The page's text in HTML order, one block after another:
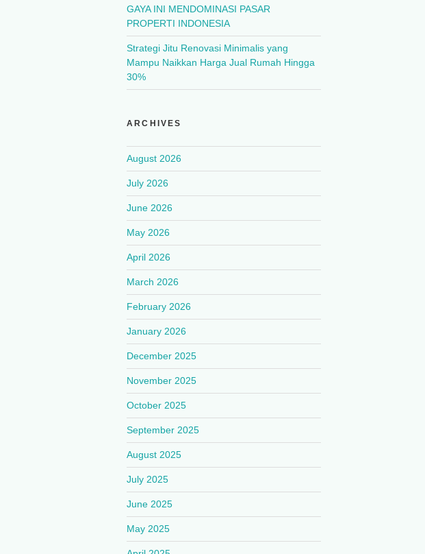
GAYA INI MENDOMINASI PASAR
PROPERTI INDONESIA
Strategi Jitu Renovasi Minimalis yang
Mampu Naikkan Harga Jual Rumah Hingga
30%
ARCHIVES
August 2026
July 2026
June 2026
May 2026
April 2026
March 2026
February 2026
January 2026
December 2025
November 2025
October 2025
September 2025
August 2025
July 2025
June 2025
May 2025